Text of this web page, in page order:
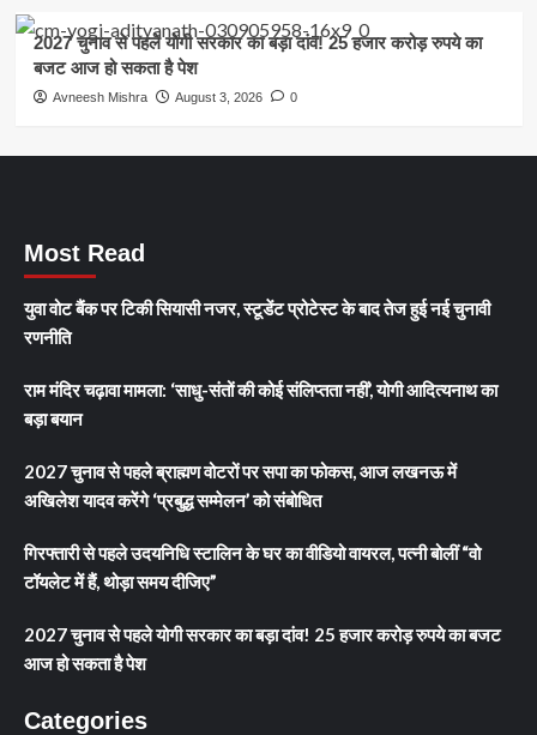
2027 चुनाव से पहले योगी सरकार का बड़ा दांव! 25 हजार करोड़ रुपये का
बजट आज हो सकता है पेश
Avneesh Mishra August 3, 2026 0
Most Read
युवा वोट बैंक पर टिकी सियासी नजर, स्टूडेंट प्रोटेस्ट के बाद तेज हुई नई चुनावी
रणनीति
राम मंदिर चढ़ावा मामला: ‘साधु-संतों की कोई संलिप्तता नहीं’, योगी आदित्यनाथ का
बड़ा बयान
2027 चुनाव से पहले ब्राह्मण वोटरों पर सपा का फोकस, आज लखनऊ में
अखिलेश यादव करेंगे ‘प्रबुद्ध सम्मेलन’ को संबोधित
गिरफ्तारी से पहले उदयनिधि स्टालिन के घर का वीडियो वायरल, पत्नी बोलीं “वो
टॉयलेट में हैं, थोड़ा समय दीजिए”
2027 चुनाव से पहले योगी सरकार का बड़ा दांव! 25 हजार करोड़ रुपये का बजट
आज हो सकता है पेश
Categories